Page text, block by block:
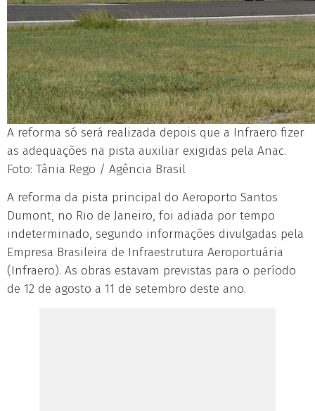
A reforma só será realizada depois que a Infraero fizer
as adequações na pista auxiliar exigidas pela Anac.
Foto: Tânia Rego / Agência Brasil
A reforma da pista principal do Aeroporto Santos
Dumont, no Rio de Janeiro, foi adiada por tempo
indeterminado, segundo informações divulgadas pela
Empresa Brasileira de Infraestrutura Aeroportuária
(Infraero). As obras estavam previstas para o período
de 12 de agosto a 11 de setembro deste ano.